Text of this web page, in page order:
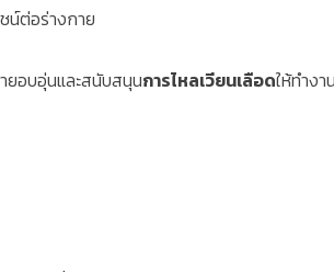
น์ต่อร่างกาย
ยอบอุ่นและสนับสนุนการไหลเวียนเลือดให้ทำง